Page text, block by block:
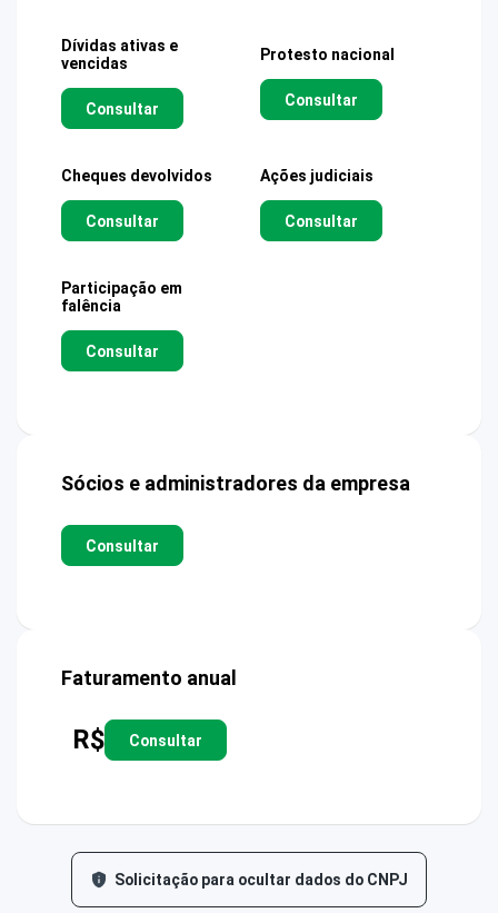
Dívidas ativas e
vencidas
Consultar
Protesto nacional
Consultar
Cheques devolvidos
Consultar
Ações judiciais
Consultar
Participação em
falência
Consultar
Sócios e administradores da empresa
Consultar
Faturamento anual
R$ Consultar
Solicitação para ocultar dados do CNPJ